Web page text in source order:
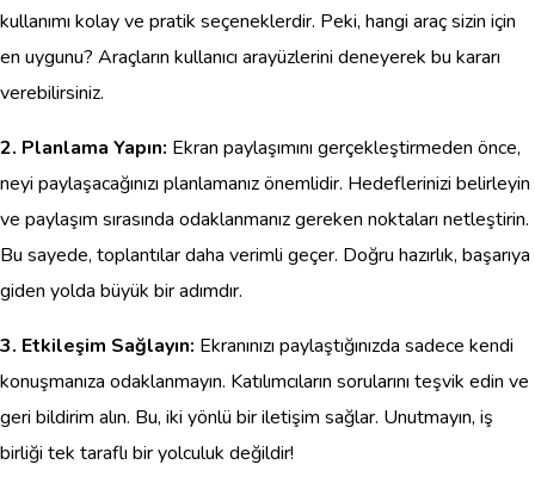
kullanımı kolay ve pratik seçeneklerdir. Peki, hangi araç sizin için
en uygunu? Araçların kullanıcı arayüzlerini deneyerek bu kararı
verebilirsiniz.
2. Planlama Yapın: Ekran paylaşımını gerçekleştirmeden önce,
neyi paylaşacağınızı planlamanız önemlidir. Hedeflerinizi belirleyin
ve paylaşım sırasında odaklanmanız gereken noktaları netleştirin.
Bu sayede, toplantılar daha verimli geçer. Doğru hazırlık, başarıya
giden yolda büyük bir adımdır.
3. Etkileşim Sağlayın: Ekranınızı paylaştığınızda sadece kendi
konuşmanıza odaklanmayın. Katılımcıların sorularını teşvik edin ve
geri bildirim alın. Bu, iki yönlü bir iletişim sağlar. Unutmayın, iş
birliği tek taraflı bir yolculuk değildir!